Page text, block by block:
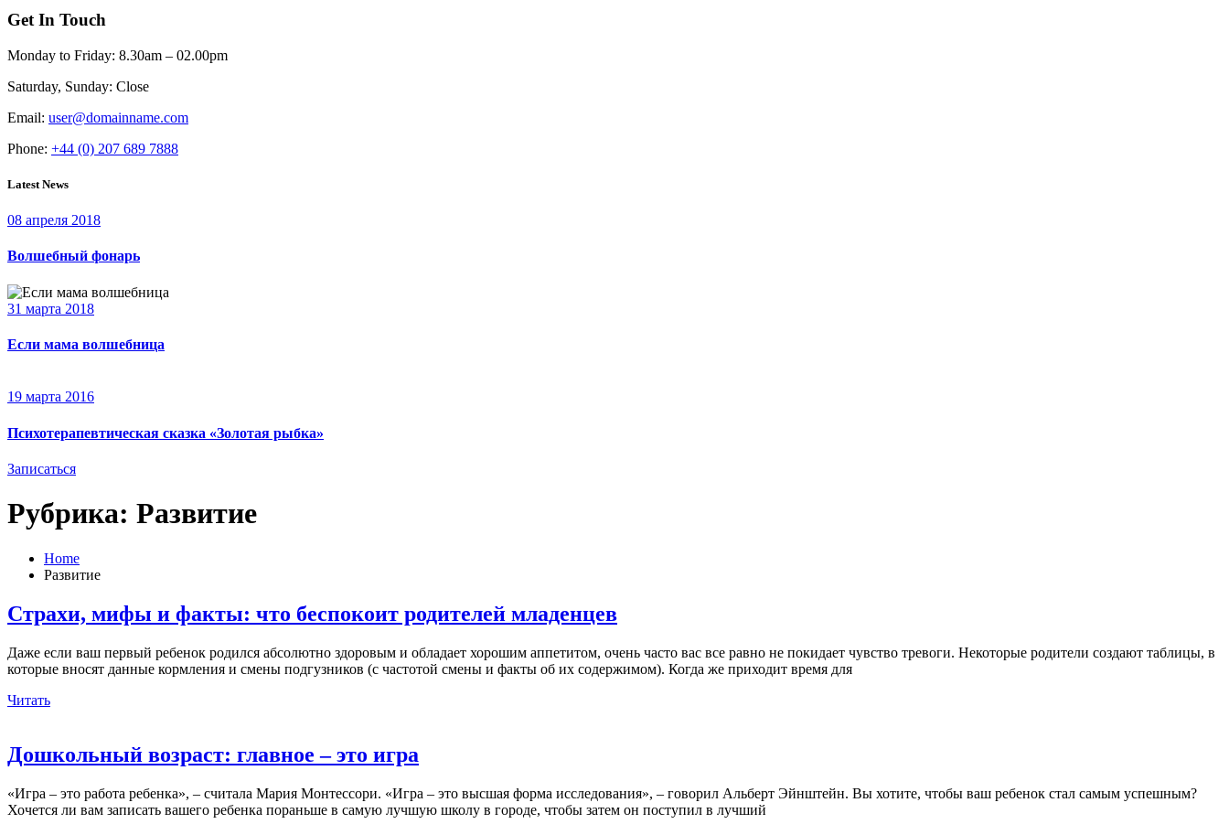
Get In Touch
Monday to Friday: 8.30am – 02.00pm
Saturday, Sunday: Close
Email: user@domainname.com
Phone: +44 (0) 207 689 7888
Latest News
08 апреля 2018
Волшебный фонарь
31 марта 2018
Если мама волшебница
19 марта 2016
Психотерапевтическая сказка «Золотая рыбка»
Записаться
Рубрика: Развитие
Home
Развитие
Страхи, мифы и факты: что беспокоит родителей младенцев
Даже если ваш первый ребенок родился абсолютно здоровым и обладает хорошим аппетитом, очень часто вас все равно не покидает чувство тревоги. Некоторые родители создают таблицы, в
которые вносят данные кормления и смены подгузников (с частотой смены и факты об их содержимом). Когда же приходит время для
Читать
Дошкольный возраст: главное – это игра
«Игра – это работа ребенка», – считала Мария Монтессори. «Игра – это высшая форма исследования», – говорил Альберт Эйнштейн. Вы хотите, чтобы ваш ребенок стал самым успешным?
Хочется ли вам записать вашего ребенка пораньше в самую лучшую школу в городе, чтобы затем он поступил в лучший